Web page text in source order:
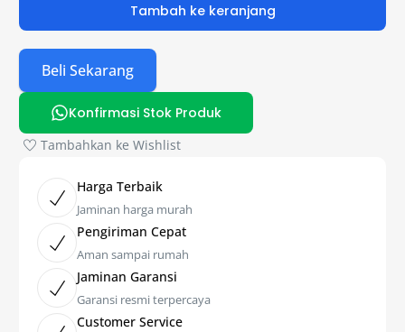
Tambah ke keranjang
Beli Sekarang
Konfirmasi Stok Produk
Tambahkan ke Wishlist
Harga Terbaik
Jaminan harga murah
Pengiriman Cepat
Aman sampai rumah
Jaminan Garansi
Garansi resmi terpercaya
Customer Service